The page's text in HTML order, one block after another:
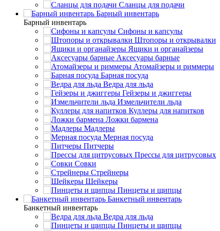
Сланцы для подачи
Барный инвентарь
Барный инвентарь
Сифоны и капсулы
Штопоры и открывалки
Ящики и органайзеры
Аксесуары барные
Атомайзеры и риммеры
Барная посуда
Ведра для льда
Гейзеры и джиггеры
Измельчители льда
Куллеры для напитков
Ложки бармена
Мадлеры
Мерная посуда
Питчеры
Прессы для цитрусовых
Совки
Стрейнеры
Шейкеры
Пинцеты и щипцы
Банкетный инвентарь
Банкетный инвентарь
Ведра для льда
Пинцеты и щипцы